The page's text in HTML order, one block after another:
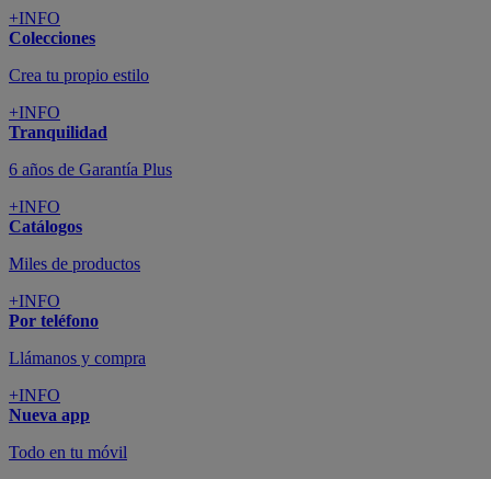
+INFO
Colecciones
Crea tu propio estilo
+INFO
Tranquilidad
6 años de Garantía Plus
+INFO
Catálogos
Miles de productos
+INFO
Por teléfono
Llámanos y compra
+INFO
Nueva app
Todo en tu móvil